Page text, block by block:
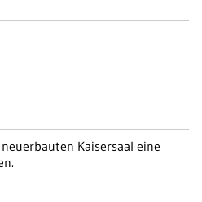
Kaisersaal eine